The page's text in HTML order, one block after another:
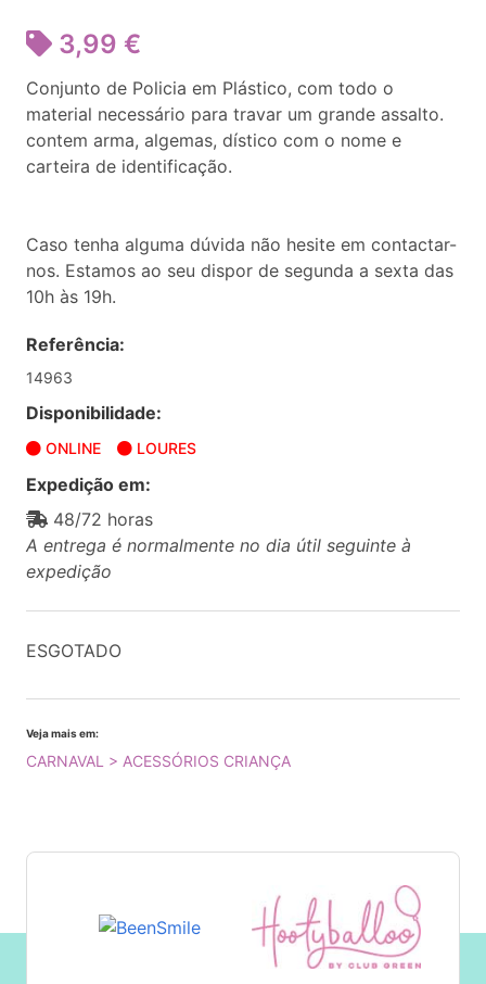
3,99 €
Conjunto de Policia em Plástico, com todo o
material necessário para travar um grande assalto.
contem arma, algemas, dístico com o nome e
carteira de identificação.
Caso tenha alguma dúvida não hesite em contactar-
nos. Estamos ao seu dispor de segunda a sexta das
10h às 19h.
Referência:
14963
Disponibilidade:
ONLINE LOURES
Expedição em:
48/72 horas
A entrega é normalmente no dia útil seguinte à
expedição
ESGOTADO
Veja mais em:
CARNAVAL > ACESSÓRIOS CRIANÇA